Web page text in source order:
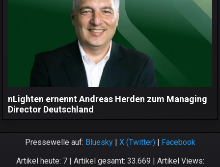
nLighten ernennt Andreas Herden zum Managing
Director Deutschland
Pressewelle auf: Bluesky| X (Twitter)| Facebook
Artikel heute: 7 | Artikel gesamt: 33.669 | Artikel Views: